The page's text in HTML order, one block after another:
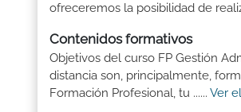
ofreceremos la posibilidad de
Contenidos formativos
Objetivos del curso FP Gestión
distancia son, principalmente,
Formación Profesional, tu ...... Ver